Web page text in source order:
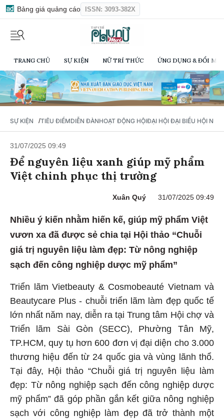
Bảng giá quảng cáo ISSN: 3093-382X
TRANG CHỦ SỰ KIỆN NỮ TRÍ THỨC ỨNG DỤNG & ĐỔI
SỰ KIỆN /TIÊU ĐIỂMDIỄN ĐÀNHOẠT ĐỘNG HỘIĐẠI HỘI ĐẠI BIỂU HỘI NỮ
31/07/2025 09:49
Để nguyên liệu xanh giúp mỹ phẩm
Việt chinh phục thị trường
Xuân Quý 31/07/2025 09:49
Nhiều ý kiến nhằm hiến kế, giúp mỹ phẩm Việt
vươn xa đã được sẻ chia tại Hội thảo “Chuỗi
giá trị nguyên liệu làm đẹp: Từ nông nghiệp
sạch đến công nghiệp dược mỹ phẩm”
Triển lãm Vietbeauty & Cosmobeauté Vietnam và
Beautycare Plus - chuỗi triển lãm làm đẹp quốc tế
lớn nhất năm nay, diễn ra tại Trung tâm Hội chợ và
Triển lãm Sài Gòn (SECC), Phường Tân Mỹ,
TP.HCM, quy tụ hơn 600 đơn vị đại diện cho 3.000
thương hiệu đến từ 24 quốc gia và vùng lãnh thổ.
Tại đây, Hội thảo “Chuỗi giá trị nguyên liệu làm
đẹp: Từ nông nghiệp sạch đến công nghiệp dược
mỹ phẩm” đã góp phần gắn kết giữa nông nghiệp
sạch với công nghiệp làm đẹp đã trở thành một